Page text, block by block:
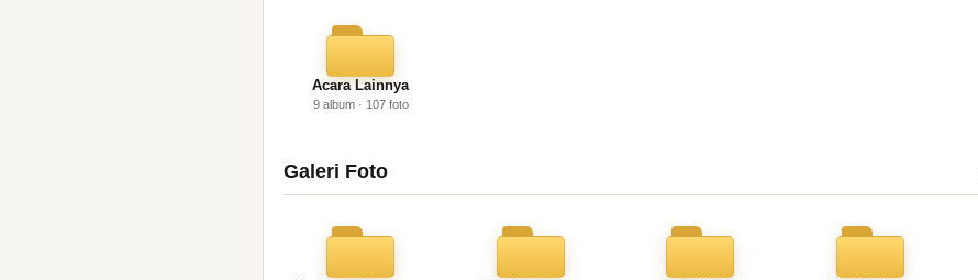
Acara Lainnya
9 album · 107 foto
Galeri Foto